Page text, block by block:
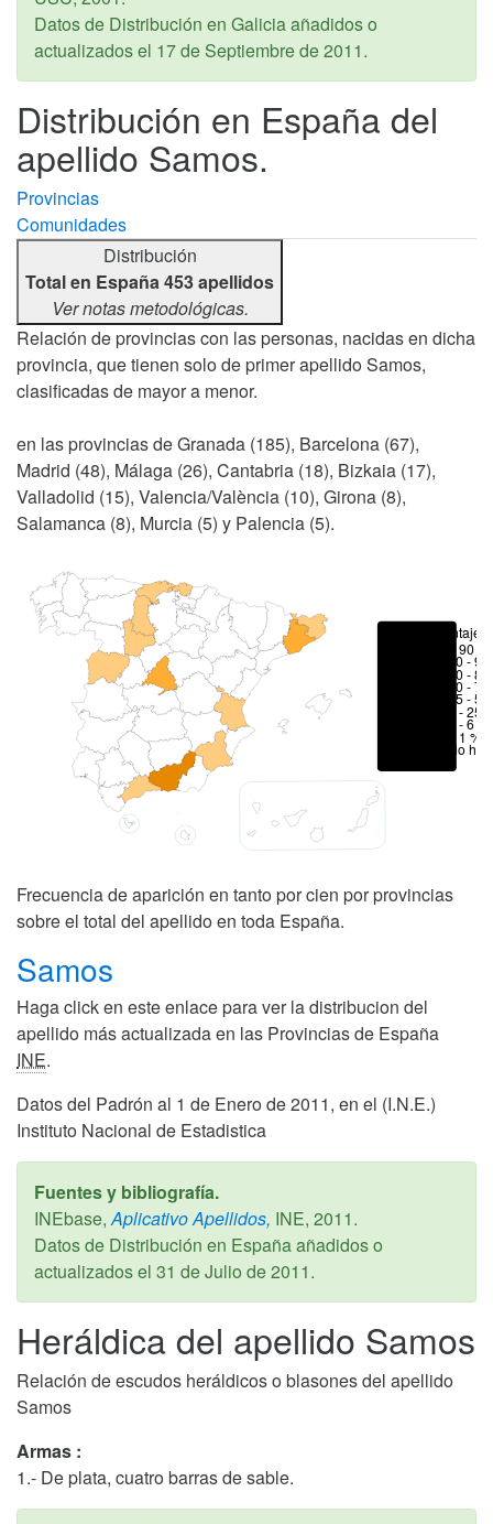
Datos de Distribución en Galicia añadidos o
actualizados el 17 de Septiembre de 2011.
Distribución en España del
apellido Samos.
Provincias
Comunidades
Distribución
Total en España 453 apellidos
Ver notas metodológicas.
Relación de provincias con las personas, nacidas en dicha
provincia, que tienen solo de primer apellido Samos,
clasificadas de mayor a menor.
en las provincias de Granada (185), Barcelona (67),
Madrid (48), Málaga (26), Cantabria (18), Bizkaia (17),
Valladolid (15), Valencia/València (10), Girona (8),
Salamanca (8), Murcia (5) y Palencia (5).
Porcentajes
> 90 %
80 -
70 -
50 -
25 -
6 - 25
1 - 6 %
< 1 %
No hay
Frecuencia de aparición en tanto por cien por provincias
sobre el total del apellido en toda España.
Samos
Haga click en este enlace para ver la distribucion del
apellido más actualizada en las Provincias de España
INE.
Datos del Padrón al 1 de Enero de 2011, en el (I.N.E.)
Instituto Nacional de Estadistica
Fuentes y bibliografía.
INEbase, Aplicativo Apellidos, INE, 2011.
Datos de Distribución en España añadidos o
actualizados el 31 de Julio de 2011.
Heráldica del apellido Samos
Relación de escudos heráldicos o blasones del apellido
Samos
Armas :
1.- De plata, cuatro barras de sable.